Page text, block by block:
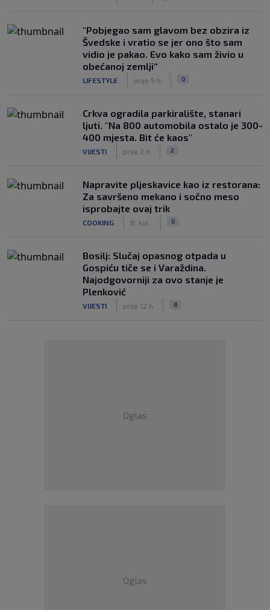
"Pobjegao sam glavom bez obzira iz
Švedske i vratio se jer ono što sam
vidio je pakao. Evo kako sam živio u
obećanoj zemlji“
LIFESTYLE prije 5 h 0
Crkva ogradila parkiralište, stanari
ljuti. "Na 800 automobila ostalo je 300-
400 mjesta. Bit će kaos"
VIJESTI prije 2 h 2
Napravite pljeskavice kao iz restorana:
Za savršeno mekano i sočno meso
isprobajte ovaj trik
COOKING 8. kol. 0
Bosilj: Slučaj opasnog otpada u
Gospiću tiče se i Varaždina.
Najodgovorniji za ovo stanje je
Plenković
VIJESTI prije 12 h 8
Oglas
Oglas